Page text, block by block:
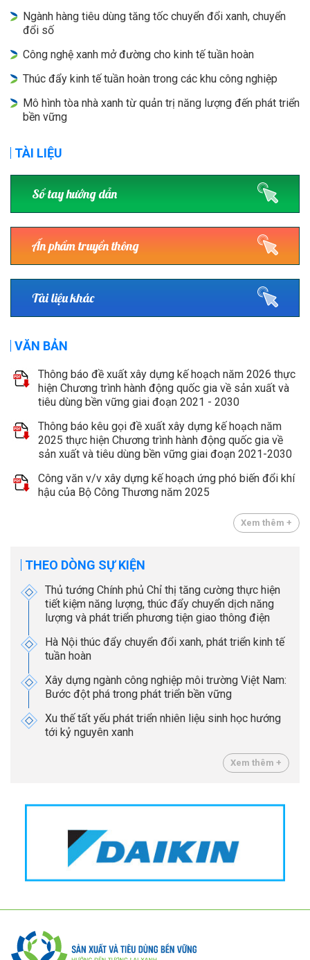
Ngành hàng tiêu dùng tăng tốc chuyển đổi xanh, chuyển
đổi số
Công nghệ xanh mở đường cho kinh tế tuần hoàn
Thúc đẩy kinh tế tuần hoàn trong các khu công nghiệp
Mô hình tòa nhà xanh từ quản trị năng lượng đến phát triển
bền vững
TÀI LIỆU
Sổ tay hướng dẫn
Ấn phẩm truyền thông
Tài liệu khác
VĂN BẢN
Thông báo đề xuất xây dựng kế hoạch năm 2026 thực
hiện Chương trình hành động quốc gia về sản xuất và
tiêu dùng bền vững giai đoạn 2021 - 2030
Thông báo kêu gọi đề xuất xây dựng kế hoạch năm
2025 thực hiện Chương trình hành động quốc gia về
sản xuất và tiêu dùng bền vững giai đoạn 2021-2030
Công văn v/v xây dựng kế hoạch ứng phó biến đổi khí
hậu của Bộ Công Thương năm 2025
Xem thêm +
THEO DÒNG SỰ KIỆN
Thủ tướng Chính phủ Chỉ thị tăng cường thực hiện
tiết kiệm năng lượng, thúc đẩy chuyển dịch năng
lượng và phát triển phương tiện giao thông điện
Hà Nội thúc đẩy chuyển đổi xanh, phát triển kinh tế
tuần hoàn
Xây dựng ngành công nghiệp môi trường Việt Nam:
Bước đột phá trong phát triển bền vững
Xu thế tất yếu phát triển nhiên liệu sinh học hướng
tới kỷ nguyên xanh
Xem thêm +